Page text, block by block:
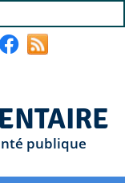
publique